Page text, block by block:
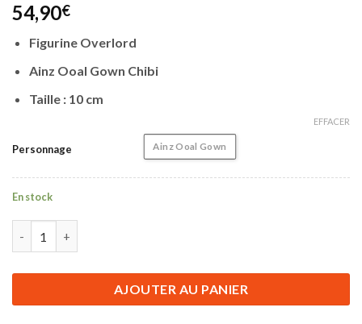
54,90€
Figurine Overlord
Ainz Ooal Gown Chibi
Taille : 10 cm
Personnage Ainz Ooal Gown
EFFACER
En stock
AJOUTER AU PANIER